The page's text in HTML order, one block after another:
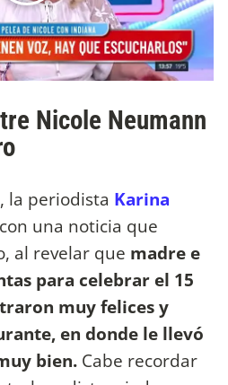
Nicole Neumann
la periodista Karina
una noticia que
al revelar que madre e
para celebrar el 15
muy felices y
en donde le llevó
bien. Cabe recordar